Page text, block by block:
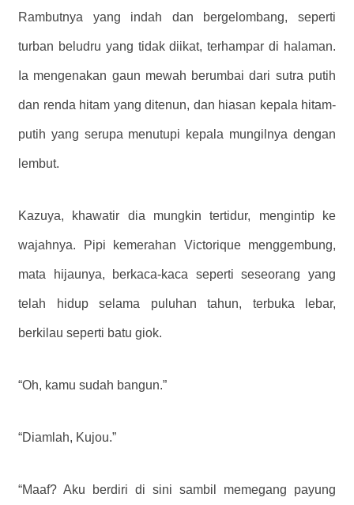
Rambutnya yang indah dan bergelombang, seperti
turban beludru yang tidak diikat, terhampar di halaman.
Ia mengenakan gaun mewah berumbai dari sutra putih
dan renda hitam yang ditenun, dan hiasan kepala hitam-
putih yang serupa menutupi kepala mungilnya dengan
lembut.
Kazuya, khawatir dia mungkin tertidur, mengintip ke
wajahnya. Pipi kemerahan Victorique menggembung,
mata hijaunya, berkaca-kaca seperti seseorang yang
telah hidup selama puluhan tahun, terbuka lebar,
berkilau seperti batu giok.
“Oh, kamu sudah bangun.”
“Diamlah, Kujou.”
“Maaf? Aku berdiri di sini sambil memegang payung